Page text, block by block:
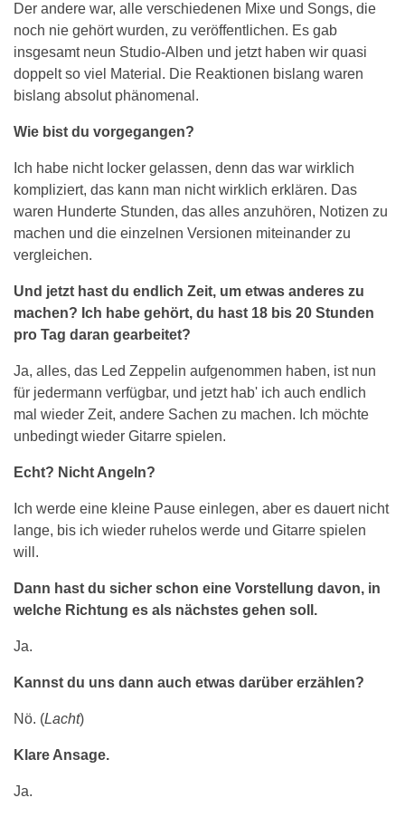
Der andere war, alle verschiedenen Mixe und Songs, die
noch nie gehört wurden, zu veröffentlichen. Es gab
insgesamt neun Studio-Alben und jetzt haben wir quasi
doppelt so viel Material. Die Reaktionen bislang waren
bislang absolut phänomenal.
Wie bist du vorgegangen?
Ich habe nicht locker gelassen, denn das war wirklich
kompliziert, das kann man nicht wirklich erklären. Das
waren Hunderte Stunden, das alles anzuhören, Notizen zu
machen und die einzelnen Versionen miteinander zu
vergleichen.
Und jetzt hast du endlich Zeit, um etwas anderes zu
machen? Ich habe gehört, du hast 18 bis 20 Stunden
pro Tag daran gearbeitet?
Ja, alles, das Led Zeppelin aufgenommen haben, ist nun
für jedermann verfügbar, und jetzt hab' ich auch endlich
mal wieder Zeit, andere Sachen zu machen. Ich möchte
unbedingt wieder Gitarre spielen.
Echt? Nicht Angeln?
Ich werde eine kleine Pause einlegen, aber es dauert nicht
lange, bis ich wieder ruhelos werde und Gitarre spielen
will.
Dann hast du sicher schon eine Vorstellung davon, in
welche Richtung es als nächstes gehen soll.
Ja.
Kannst du uns dann auch etwas darüber erzählen?
Nö. (Lacht)
Klare Ansage.
Ja.